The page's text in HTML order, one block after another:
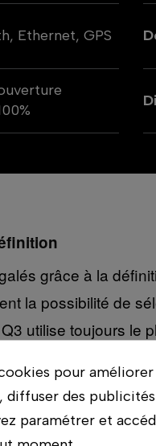
Ethernet, GPS
grâce à la
la possibilité de
utilise toujours
de la série
intégré
pour
diffuser des
paramétrer et